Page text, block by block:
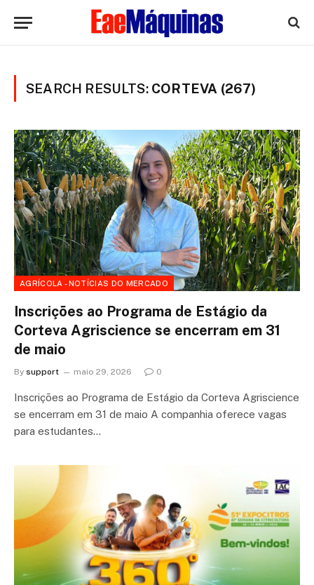
SEARCH RESULTS: CORTEVA (267)
AGRÍCOLA - NOTÍCIAS DO MERCADO
Inscrições ao Programa de Estágio da
Corteva Agriscience se encerram em 31
de maio
By support maio 29, 2026 0
Inscrições ao Programa de Estágio da Corteva Agriscience
se encerram em 31 de maio A companhia oferece vagas
para estudantes…